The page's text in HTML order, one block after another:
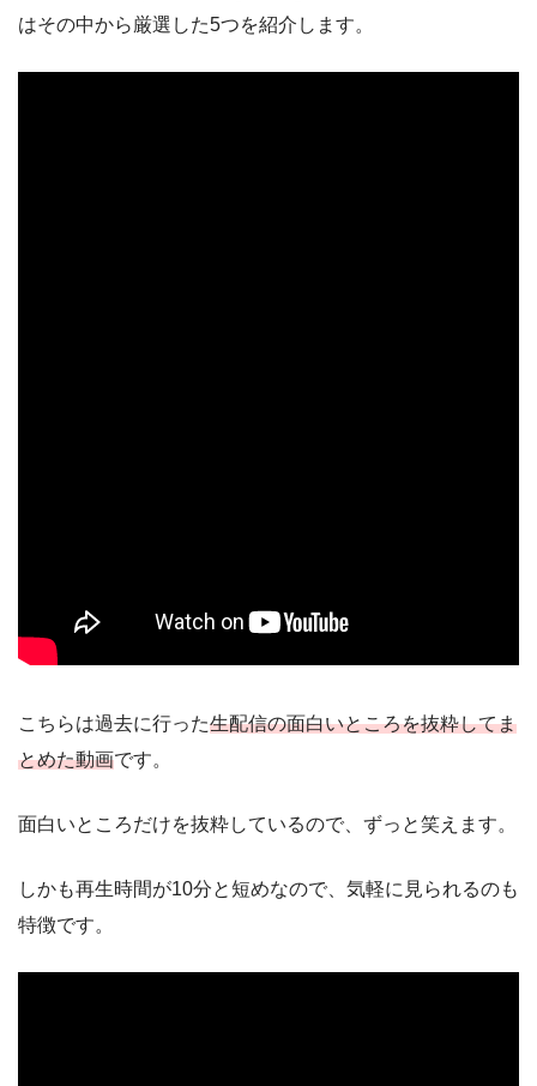
はその中から厳選した5つを紹介します。
こちらは過去に行った生配信の面白いところを抜粋してま
とめた動画です。
面白いところだけを抜粋しているので、ずっと笑えます。
しかも再生時間が10分と短めなので、気軽に見られるのも
特徴です。